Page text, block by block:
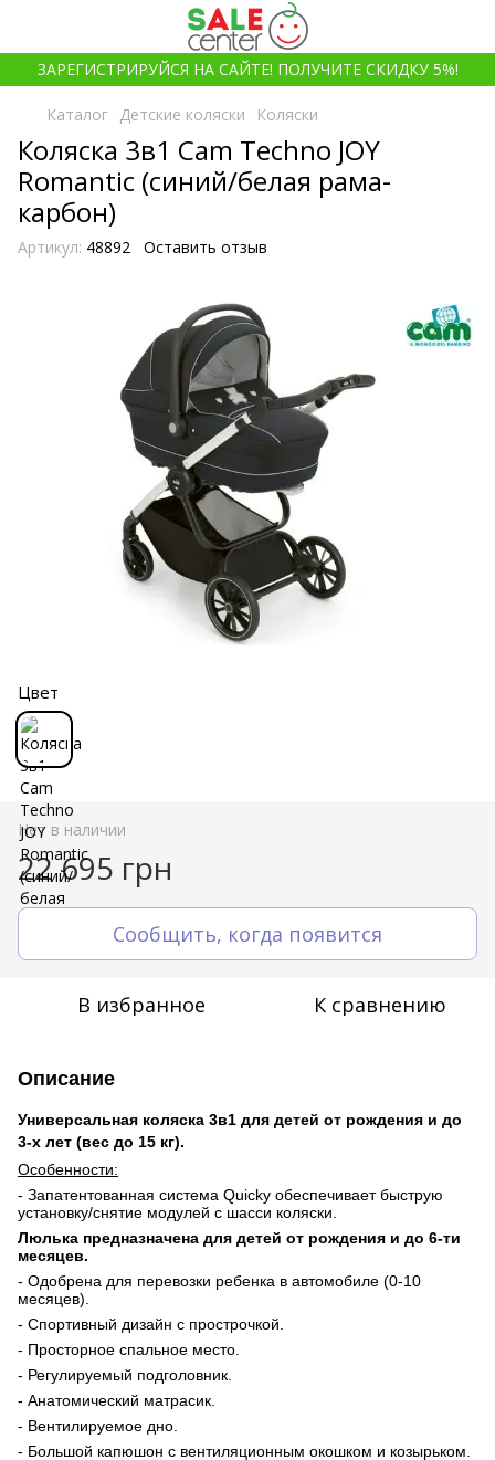
ЗАРЕГИСТРИРУЙСЯ НА САЙТЕ! ПОЛУЧИТЕ СКИДКУ 5%!
Каталог Детские коляски Коляски
Коляска 3в1 Cam Techno JOY
Romantic (синий/белая рама-
карбон)
Артикул: 48892 Оставить отзыв
Цвет
Нет в наличии
22 695 грн
Сообщить, когда появится
В избранное К сравнению
Описание
Универсальная коляска 3в1 для детей от рождения и до
3-х лет (вес до 15 кг).
Особенности:
- Запатентованная система Quicky обеспечивает быструю
установку/снятие модулей с шасси коляски.
Люлька предназначена для детей от рождения и до 6-ти
месяцев.
- Одобрена для перевозки ребенка в автомобиле (0-10
месяцев).
- Спортивный дизайн с прострочкой.
- Просторное спальное место.
- Регулируемый подголовник.
- Анатомический матрасик.
- Вентилируемое дно.
- Большой капюшон с вентиляционным окошком и козырьком.